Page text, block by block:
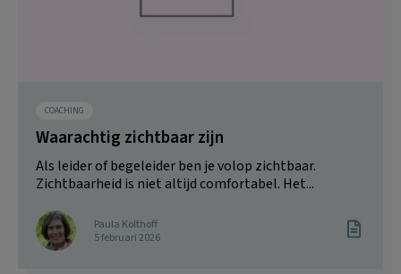
COACHING
Waarachtig zichtbaar zijn
Als leider of begeleider ben je volop zichtbaar.
Zichtbaarheid is niet altijd comfortabel. Het...
Paula Kolthoff
5 februari 2026